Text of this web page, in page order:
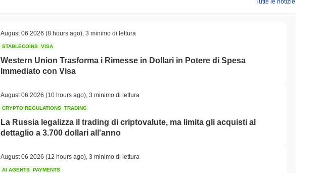
August 06 2026 (8 hours ago) 3 minimo di lettura
STABLECOINS VISA
Western Union Trasforma i Rimesse in Dollari in Potere di Spesa
Immediato con Visa
August 06 2026 (10 hours ago) 3 minimo di lettura
CRYPTO REGULATIONS TRADING
La Russia legalizza il trading di criptovalute, ma limita gli acquisti al
dettaglio a 3.700 dollari all'anno
August 06 2026 (12 hours ago) 3 minimo di lettura
AI AGENTS PAYMENTS